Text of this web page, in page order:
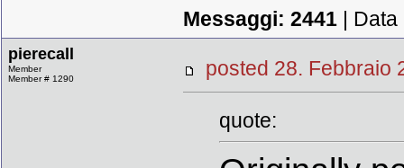
Messaggi: 2441 |
pierecall
Member
Member # 1290
posted 28.
quote: